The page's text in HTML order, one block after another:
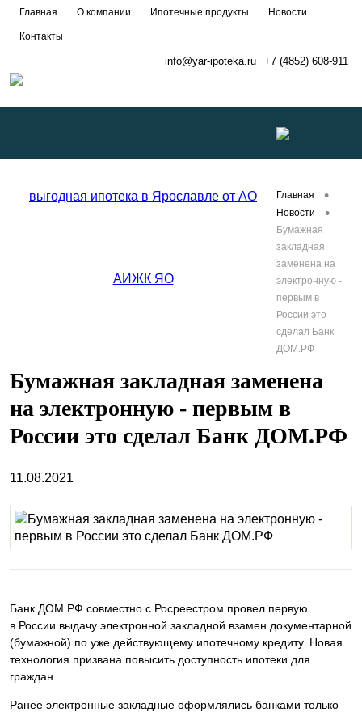
Главная О компании Ипотечные продукты Новости
Контакты
info@yar-ipoteka.ru +7 (4852) 608-911
меню
Главная •
Новости •
Бумажная
закладная
заменена на
электронную -
первым в
России это
сделал Банк
ДОМ.РФ
Бумажная закладная заменена
на электронную - первым в
России это сделал Банк ДОМ.РФ
11.08.2021
Банк ДОМ.РФ совместно с Росреестром провел первую
в России выдачу электронной закладной взамен документарной
(бумажной) по уже действующему ипотечному кредиту. Новая
технология призвана повысить доступность ипотеки для
граждан.
Ранее электронные закладные оформлялись банками только